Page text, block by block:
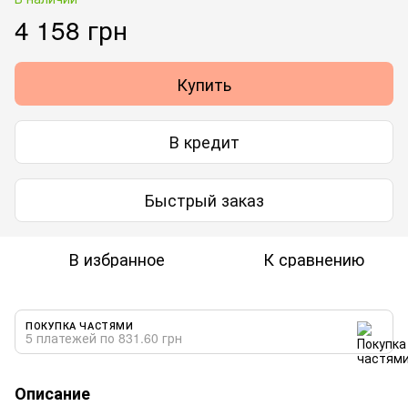
4 158 грн
Купить
В кредит
Быстрый заказ
В избранное К сравнению
ПОКУПКА ЧАСТЯМИ
5 платежей по 831.60 грн
Описание